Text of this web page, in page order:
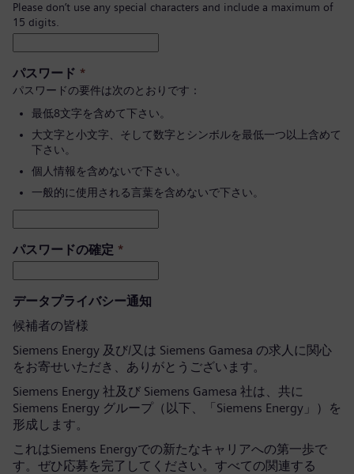
Please don’t use any special characters and include a maximum of
15 digits.
パスワード *
パスワードの要件は次のとおりです：
最低8文字を含めて下さい。
大文字と小文字、そして数字とシンボルを最低一つ以上含めて
下さい。
個人情報を含めないで下さい。
一般的に使用される言葉を含めないで下さい。
パスワードの確定 *
データプライバシー通知
候補者の皆様
Siemens Energy 及び/又は Siemens Gamesa の求人に関心
をお寄せいただき、ありがとうございます。
Siemens Energy 社及び Siemens Gamesa 社は、共に
Siemens Energy グループ（以下、「Siemens Energy」）を
形成します。
これはSiemens Energyでの新たなキャリアへの第一歩で
す。ぜひ応募を完了してください。すべての関連する